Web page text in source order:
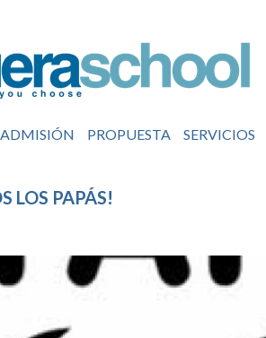
ADMISIÓN PROPUESTA SERVICIOS
LOS PAPÁS!